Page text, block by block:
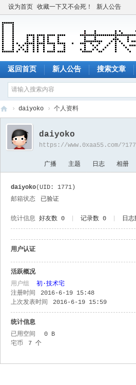
设为首页 收藏一下又不会死！ 新人公告
返回首页 新人公告 搜索文章
技
宅
› daiyoko › 个人资料
daiyoko
https://www.0xaa55.com/
广播 主题 日志 相册
daiyoko(UID: 1771)
邮箱状态
已验证
统计信息 好友数 0 记录数 0 日
用户认证
活跃概况
用户组 初·技术宅
注册时间
2016-6-19 15:48
上次发表时间
2016-6-19 15:59
统计信息
已用空间
0 B
宅币
7 个